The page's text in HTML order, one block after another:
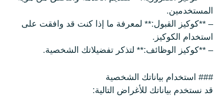
المستخدمين.
– **كوكيز القبول:** لمعرفة ما إذا كنت قد وافقت على
استخدام الكوكيز.
– **كوكيز الوظائف:** لتذكر تفضيلاتك الشخصية.
### استخدام بياناتك الشخصية
قد نستخدم بياناتك للأغراض التالية: